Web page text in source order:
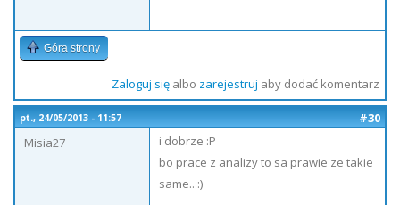
Góra strony
Zaloguj sięalbo zarejestruj aby dodać komentarz
pt., 24/05/2013 - 11:57
#30
Misia27
i dobrze :P
bo prace z analizy to sa prawie ze takie
same.. :)